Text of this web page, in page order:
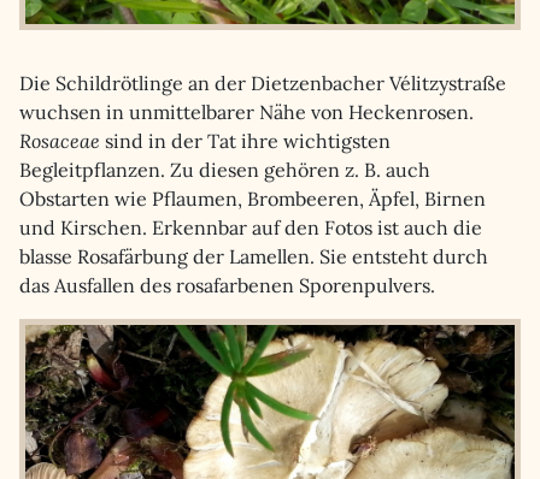
Die Schildrötlinge an der Dietzenbacher Vélitzystraße
wuchsen in unmittelbarer Nähe von Heckenrosen.
Rosaceae sind in der Tat ihre wichtigsten
Begleitpflanzen. Zu diesen gehören z. B. auch
Obstarten wie Pflaumen, Brombeeren, Äpfel, Birnen
und Kirschen. Erkennbar auf den Fotos ist auch die
blasse Rosafärbung der Lamellen. Sie entsteht durch
das Ausfallen des rosafarbenen Sporenpulvers.